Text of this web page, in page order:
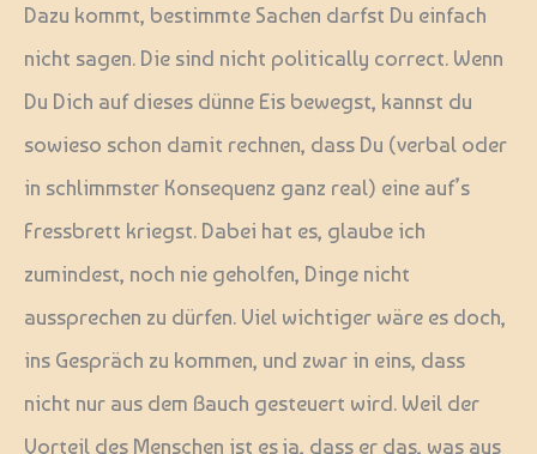
Dazu kommt, bestimmte Sachen darfst Du einfach
nicht sagen. Die sind nicht politically correct. Wenn
Du Dich auf dieses dünne Eis bewegst, kannst du
sowieso schon damit rechnen, dass Du (verbal oder
in schlimmster Konsequenz ganz real) eine auf’s
Fressbrett kriegst. Dabei hat es, glaube ich
zumindest, noch nie geholfen, Dinge nicht
aussprechen zu dürfen. Viel wichtiger wäre es doch,
ins Gespräch zu kommen, und zwar in eins, dass
nicht nur aus dem Bauch gesteuert wird. Weil der
Vorteil des Menschen ist es ja, dass er das, was aus